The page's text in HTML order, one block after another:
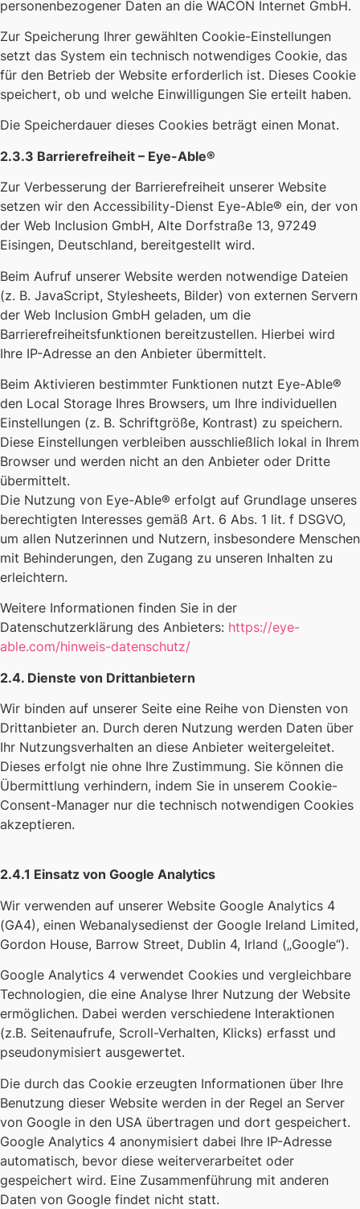
personenbezogener Daten an die WACON Internet GmbH.
Zur Speicherung Ihrer gewählten Cookie-Einstellungen
setzt das System ein technisch notwendiges Cookie, das
für den Betrieb der Website erforderlich ist. Dieses Cookie
speichert, ob und welche Einwilligungen Sie erteilt haben.
Die Speicherdauer dieses Cookies beträgt einen Monat.
2.3.3 Barrierefreiheit – Eye-Able®
Zur Verbesserung der Barrierefreiheit unserer Website
setzen wir den Accessibility-Dienst Eye-Able® ein, der von
der Web Inclusion GmbH, Alte Dorfstraße 13, 97249
Eisingen, Deutschland, bereitgestellt wird.
Beim Aufruf unserer Website werden notwendige Dateien
(z. B. JavaScript, Stylesheets, Bilder) von externen Servern
der Web Inclusion GmbH geladen, um die
Barrierefreiheitsfunktionen bereitzustellen. Hierbei wird
Ihre IP-Adresse an den Anbieter übermittelt.
Beim Aktivieren bestimmter Funktionen nutzt Eye-Able®
den Local Storage Ihres Browsers, um Ihre individuellen
Einstellungen (z. B. Schriftgröße, Kontrast) zu speichern.
Diese Einstellungen verbleiben ausschließlich lokal in Ihrem
Browser und werden nicht an den Anbieter oder Dritte
übermittelt.
Die Nutzung von Eye-Able® erfolgt auf Grundlage unseres
berechtigten Interesses gemäß Art. 6 Abs. 1 lit. f DSGVO,
um allen Nutzerinnen und Nutzern, insbesondere Menschen
mit Behinderungen, den Zugang zu unseren Inhalten zu
erleichtern.
Weitere Informationen finden Sie in der
Datenschutzerklärung des Anbieters: https://eye-
able.com/hinweis-datenschutz/
2.4. Dienste von Drittanbietern
Wir binden auf unserer Seite eine Reihe von Diensten von
Drittanbieter an. Durch deren Nutzung werden Daten über
Ihr Nutzungsverhalten an diese Anbieter weitergeleitet.
Dieses erfolgt nie ohne Ihre Zustimmung. Sie können die
Übermittlung verhindern, indem Sie in unserem Cookie-
Consent-Manager nur die technisch notwendigen Cookies
akzeptieren.
2.4.1 Einsatz von Google Analytics
Wir verwenden auf unserer Website Google Analytics 4
(GA4), einen Webanalysedienst der Google Ireland Limited,
Gordon House, Barrow Street, Dublin 4, Irland („Google“).
Google Analytics 4 verwendet Cookies und vergleichbare
Technologien, die eine Analyse Ihrer Nutzung der Website
ermöglichen. Dabei werden verschiedene Interaktionen
(z.B. Seitenaufrufe, Scroll-Verhalten, Klicks) erfasst und
pseudonymisiert ausgewertet.
Die durch das Cookie erzeugten Informationen über Ihre
Benutzung dieser Website werden in der Regel an Server
von Google in den USA übertragen und dort gespeichert.
Google Analytics 4 anonymisiert dabei Ihre IP-Adresse
automatisch, bevor diese weiterverarbeitet oder
gespeichert wird. Eine Zusammenführung mit anderen
Daten von Google findet nicht statt.